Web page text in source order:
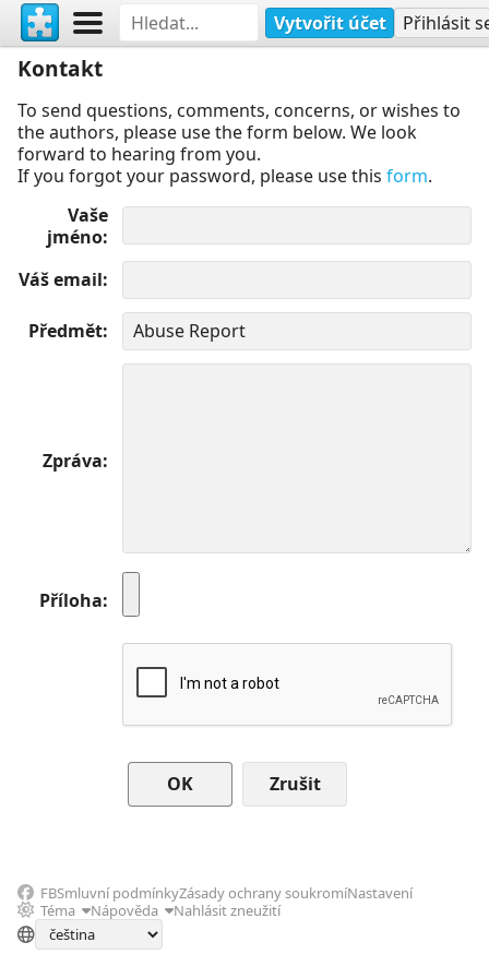
Vytvořit účet Přihlásit
Kontakt
To send questions, comments, concerns, or wishes to
the authors, please use the form below. We look
forward to hearing from you.
If you forgot your password, please use this form.
Vaše
jméno
Váš email
Předmět
Zpráva
Příloha
Zrušit
FBSmluvní podmínkyZásady ochrany soukromíNastavení
Téma
Nápověda Nahlásit zneužití